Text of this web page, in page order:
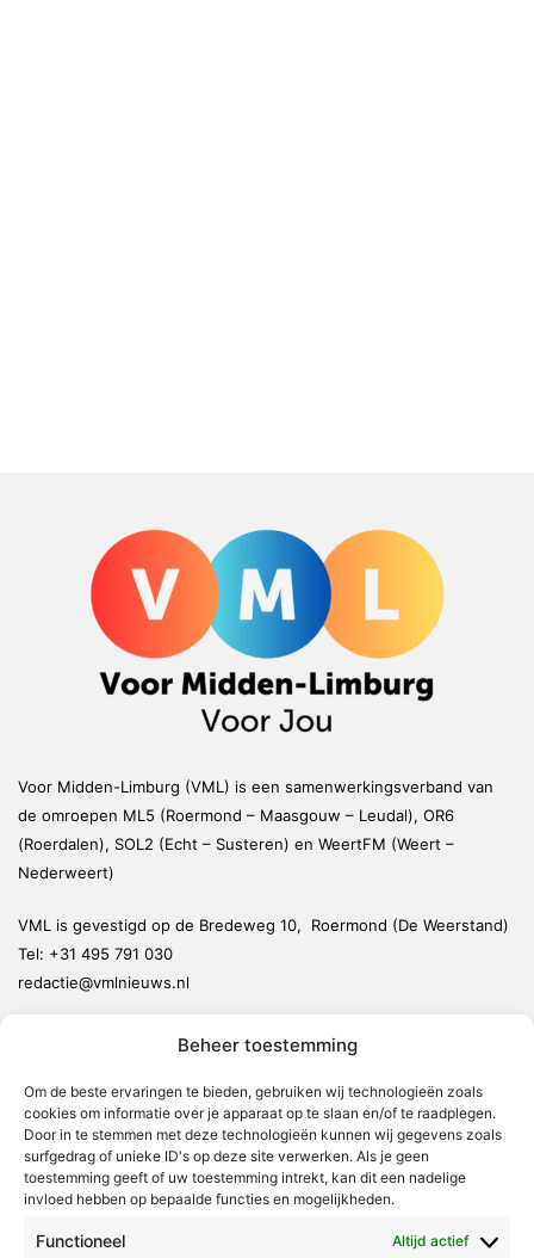
Beheer toestemming
Om de beste ervaringen te bieden, gebruiken wij technologieën zoals
cookies om informatie over je apparaat op te slaan en/of te raadplegen.
Door in te stemmen met deze technologieën kunnen wij gegevens zoals
surfgedrag of unieke ID's op deze site verwerken. Als je geen
toestemming geeft of uw toestemming intrekt, kan dit een nadelige
invloed hebben op bepaalde functies en mogelijkheden.
Functioneel Altijd actief
Voor Midden-Limburg (VML) is een samenwerkingsverband van
de omroepen ML5 (Roermond – Maasgouw – Leudal), OR6
(Roerdalen), SOL2 (Echt – Susteren) en WeertFM (Weert –
Nederweert)
VML is gevestigd op de Bredeweg 10, Roermond (De Weerstand)
Tel: +31 495 791 030
redactie@vmlnieuws.nl
Leudal
Maasgouw
Echt-Susteren